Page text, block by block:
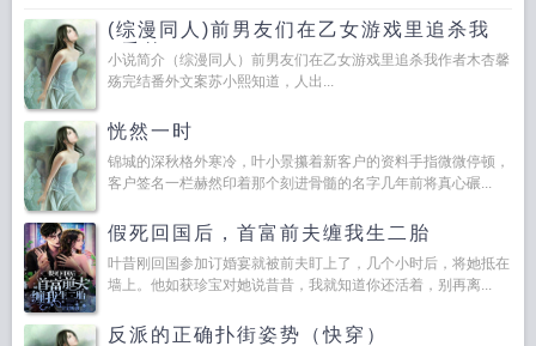
(综漫同人)前男友们在乙女游戏里追杀我
+番外
小说简介（综漫同人）前男友们在乙女游戏里追杀我作者木杏馨
殇完结番外文案苏小熙知道，人出...
恍然一时
锦城的深秋格外寒冷，叶小景攥着新客户的资料手指微微停顿，
客户签名一栏赫然印着那个刻进骨髓的名字几年前将真心碾...
假死回国后，首富前夫缠我生二胎
叶昔刚回国参加订婚宴就被前夫盯上了，几个小时后，将她抵在
墙上。他如获珍宝对她说昔昔，我就知道你还活着，别再离...
反派的正确扑街姿势（快穿）